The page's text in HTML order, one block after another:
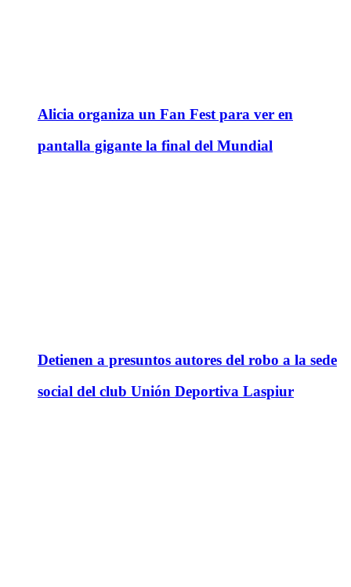
Alicia organiza un Fan Fest para ver en
pantalla gigante la final del Mundial
Detienen a presuntos autores del robo a la sede
social del club Unión Deportiva Laspiur